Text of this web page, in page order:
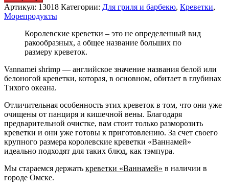
Артикул: 13018 Категории: Для гриля и барбекю, Креветки,
Морепродукты
Королевские креветки – это не определенный вид
ракообразных, а общее название больших по
размеру креветок.
Vannamei shrimp — английское значение названия белой или
белоногой креветки, которая, в основном, обитает в глубинах
Тихого океана.
Отличительная особенность этих креветок в том, что они уже
очищены от панциря и кишечной вены. Благодаря
предварительной очистке, вам стоит только разморозить
креветки и они уже готовы к приготовлению. За счет своего
крупного размера королевские креветки «Ваннамей»
идеально подходят для таких блюд, как тэмпура.
Мы стараемся держать креветки «Ваннамей» в наличии в
городе Омске.